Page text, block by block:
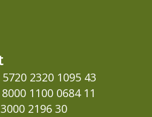
2320 1095 43
1100 0684 11
2196 30